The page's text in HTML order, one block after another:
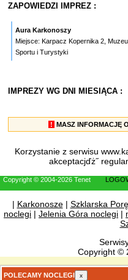
ZAPOWIEDZI IMPREZ :
Aura Karkonoszy
Miejsce: Karpacz Kopernika 2,
Sportu i Turystyki
IMPREZY WG DNI MIESIĄCA :
! MASZ INFORMACJĘ
Korzystanie z serwisu
akceptacjďż˝
Copyright © 2004-2026 Tenet
| Karkonosze| Szklarska
noclegi | Jelenia Góra noclegi |
Copyright ©
POLECAMY NOCLEGI x